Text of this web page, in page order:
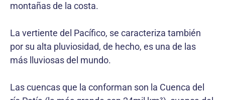
montañas de la costa.
La vertiente del Pacífico, se caracteriza también
por su alta pluviosidad, de hecho, es una de las
más lluviosas del mundo.
Las cuencas que la conforman son la Cuenca del